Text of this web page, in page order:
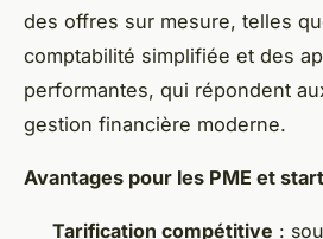
des offres sur mesure, telles
comptabilité simplifiée et des
performantes, qui répondent
gestion financière moderne.
Avantages pour les PME et
Tarification compétitive :